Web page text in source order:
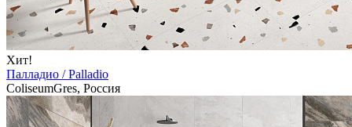
Хит!
Палладио / Palladio
ColiseumGres, Россия